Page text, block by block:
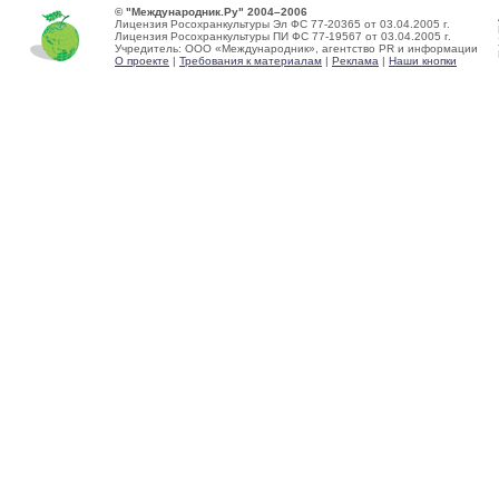
© "Международник.Ру" 2004–2006
Лицензия Росохранкультуры Эл ФС 77-20365 от 03.04.2005 г.
Лицензия Росохранкультуры ПИ ФС 77-19567 от 03.04.2005 г.
Учредитель: ООО «Международник», агентство PR и информации
О проекте | Требования к материалам | Реклама | Наши кнопки